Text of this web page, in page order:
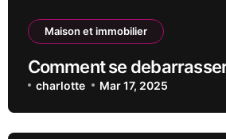
Maison et immobilier
Comment se
charlotte Mar 17, 2025